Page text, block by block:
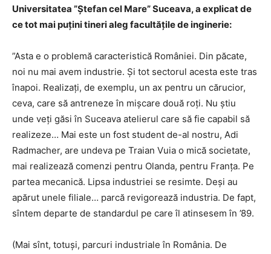
Universitatea ”Ștefan cel Mare” Suceava, a explicat de
ce tot mai puțini tineri aleg facultățile de inginerie:
”Asta e o problemă caracteristică României. Din păcate,
noi nu mai avem industrie. Și tot sectorul acesta este tras
înapoi. Realizați, de exemplu, un ax pentru un cărucior,
ceva, care să antreneze în mișcare două roți. Nu știu
unde veți găsi în Suceava atelierul care să fie capabil să
realizeze… Mai este un fost student de-al nostru, Adi
Radmacher, are undeva pe Traian Vuia o mică societate,
mai realizează comenzi pentru Olanda, pentru Franța. Pe
partea mecanică. Lipsa industriei se resimte. Deși au
apărut unele filiale… parcă revigorează industria. De fapt,
sîntem departe de standardul pe care îl atinsesem în ’89.
(Mai sînt, totuși, parcuri industriale în România. De